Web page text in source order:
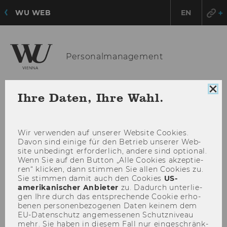
WU WEB EN
Personalmanagement
Ihre Daten, Ihre Wahl.
Wir ver­wen­den auf un­se­rer Web­site Coo­kies.
Davon sind ei­ni­ge für den Be­trieb un­se­rer Web­
site un­be­dingt er­for­der­lich, an­de­re sind op­tio­nal.
Wenn Sie auf den But­ton „Alle Coo­kies ak­zep­tie­
ren“ kli­cken, dann stim­men Sie allen Coo­kies zu.
Sie stim­men damit auch den Coo­kies US-​
amerikanischer An­bie­ter zu. Da­durch un­ter­lie­
gen Ihre durch das ent­spre­chen­de Coo­kie er­ho­
be­nen per­so­nen­be­zo­ge­nen Daten kei­nem dem
EU-​Datenschutz an­ge­mes­se­nen Schutz­ni­veau
mehr. Sie haben in die­sem Fall nur ein­ge­schränk­